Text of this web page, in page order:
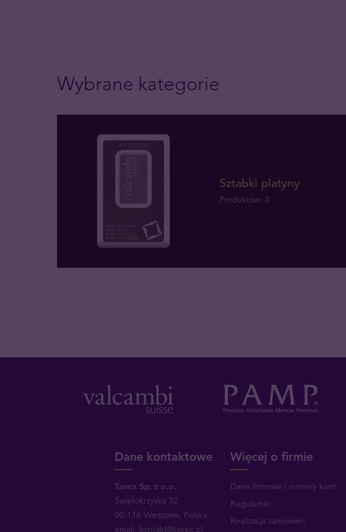
Wybrane kategorie
Sztabki platyny
Produktów: 3
Dane kontaktowe
Tavex Sp. z o.o.
Świętokrzyska 32
00-116 Warszawa, Polska
email: kontakt@tavex.pl
Więcej o firmie
Dane firmowe i numery kont
Regulamin
Realizacja zamówień